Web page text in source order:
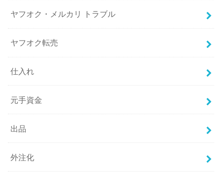
ヤフオク・メルカリ トラブル
ヤフオク転売
仕入れ
元手資金
出品
外注化